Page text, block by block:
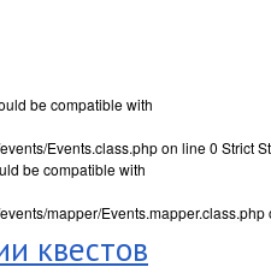
be compatible with
Events.class.php on line 0 Strict
be compatible with
mapper/Events.mapper.class.php
квестов